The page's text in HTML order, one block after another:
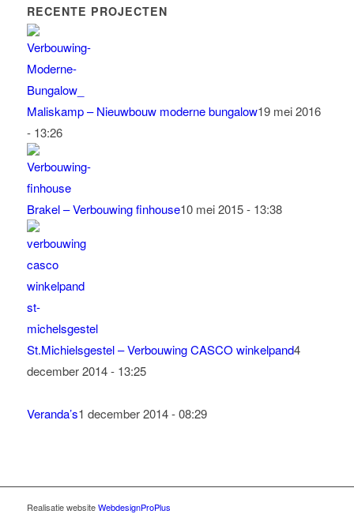
RECENTE PROJECTEN
Maliskamp – Nieuwbouw moderne bungalow19 mei 2016
- 13:26
Brakel – Verbouwing finhouse10 mei 2015 - 13:38
St.Michielsgestel – Verbouwing CASCO winkelpand4
december 2014 - 13:25
Veranda’s1 december 2014 - 08:29
Realisatie websiteWebdesignProPlus